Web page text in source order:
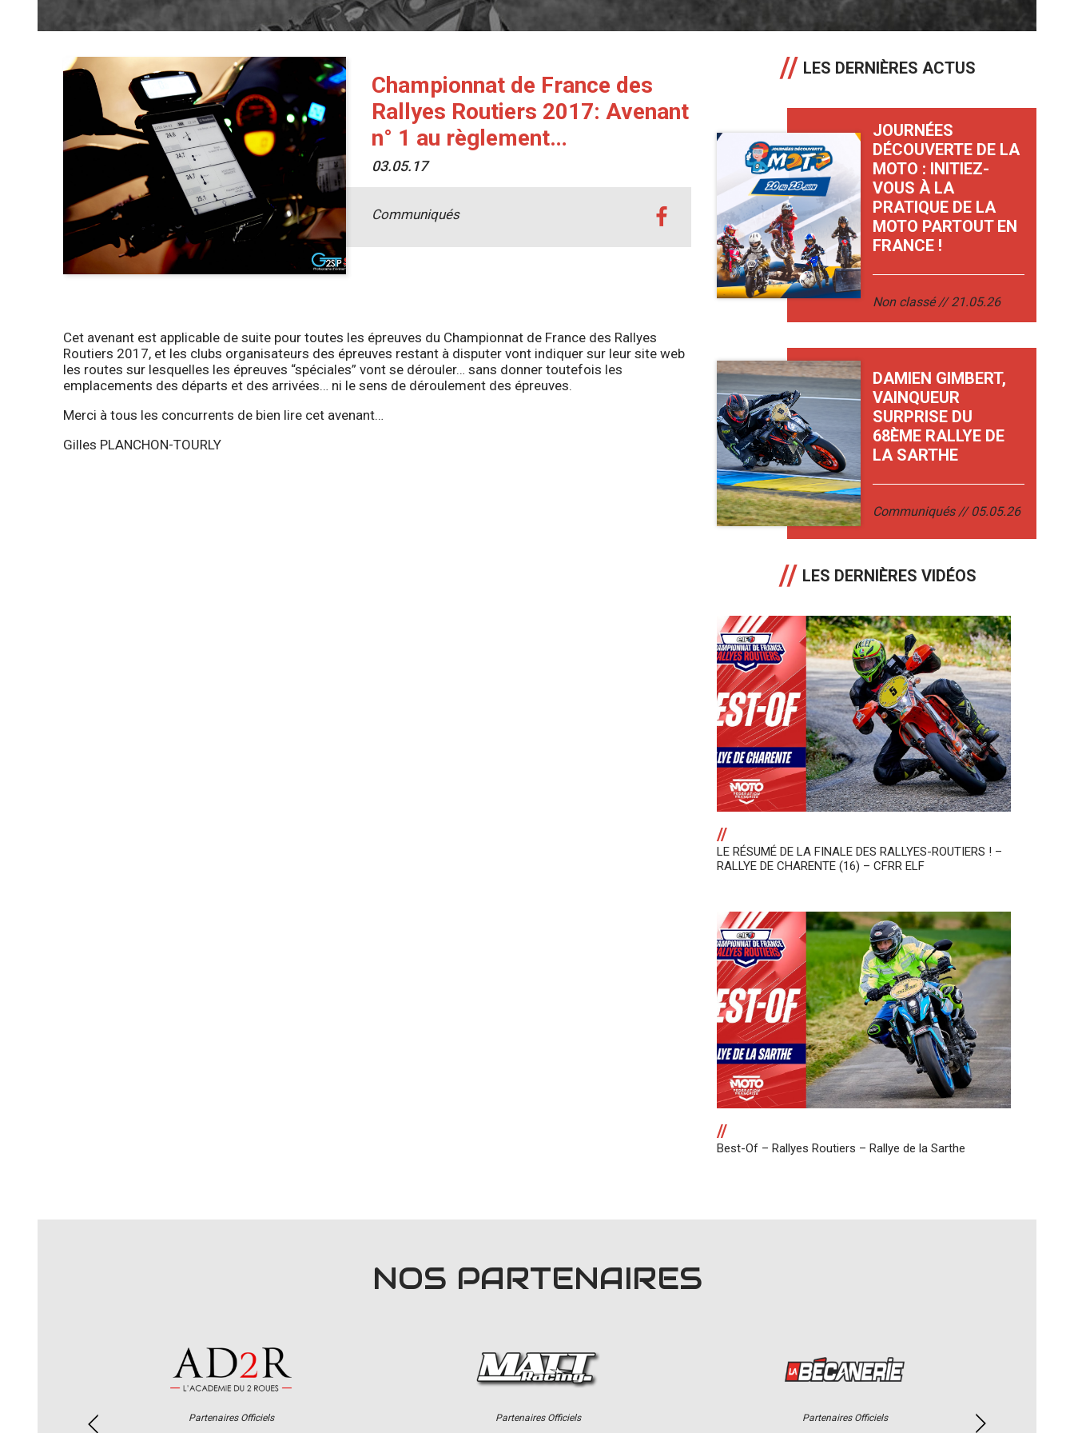
Championnat de France des
Rallyes Routiers 2017: Avenant
n° 1 au règlement…
03.05.17
Communiqués
Cet avenant est applicable de suite pour toutes les épreuves du Championnat de France des Rallyes
Routiers 2017, et les clubs organisateurs des épreuves restant à disputer vont indiquer sur leur site web
les routes sur lesquelles les épreuves “spéciales” vont se dérouler… sans donner toutefois les
emplacements des départs et des arrivées… ni le sens de déroulement des épreuves.
Merci à tous les concurrents de bien lire cet avenant…
Gilles PLANCHON-TOURLY
LES DERNIÈRES ACTUS
JOURNÉES
DÉCOUVERTE DE LA
MOTO : INITIEZ-
VOUS À LA
PRATIQUE DE LA
MOTO PARTOUT EN
FRANCE !
Non classé 21.05.26
DAMIEN GIMBERT,
VAINQUEUR
SURPRISE DU
68ÈME RALLYE DE
LA SARTHE
Communiqués 05.05.26
LES DERNIÈRES VIDÉOS
//
LE RÉSUMÉ DE LA FINALE DES RALLYES-ROUTIERS ! –
RALLYE DE CHARENTE (16) – CFRR ELF
//
Best-Of – Rallyes Routiers – Rallye de la Sarthe
NOS PARTENAIRES
Partenaires Officiels Partenaires Officiels Partenaires Officiels